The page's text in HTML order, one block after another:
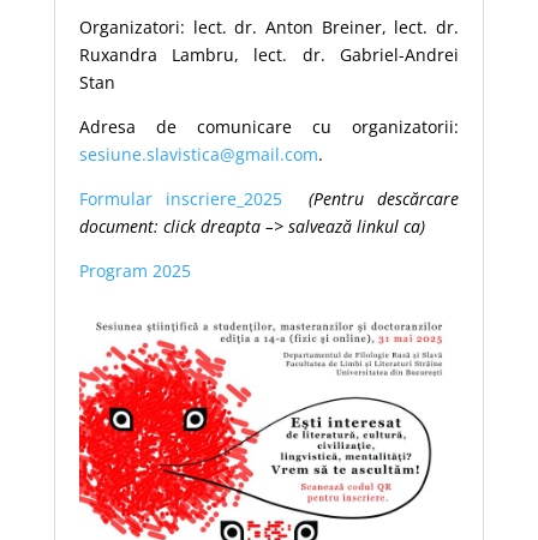
Organizatori: lect. dr. Anton Breiner, lect. dr.
Ruxandra Lambru, lect. dr. Gabriel-Andrei
Stan
Adresa de comunicare cu organizatorii:
sesiune.slavistica@gmail.com.
Formular inscriere_2025(Pentru descărcare
document: click dreapta –> salvează linkul ca)
Program 2025